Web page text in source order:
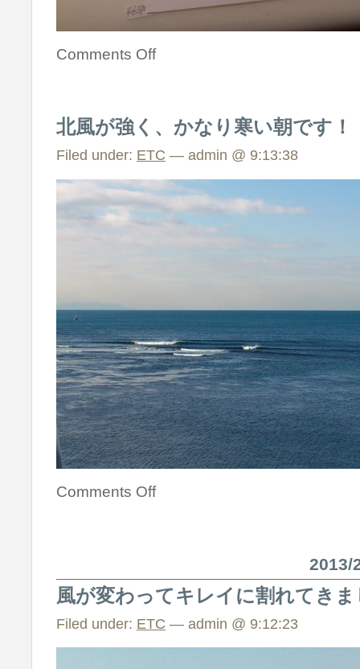
Comments Off
北風が強く、かなり寒い朝です！
Filed under: ETC — admin @ 9:13:38
Comments Off
2013/
風が変わってキレイに割れてき
Filed under: ETC — admin @ 9:12:23